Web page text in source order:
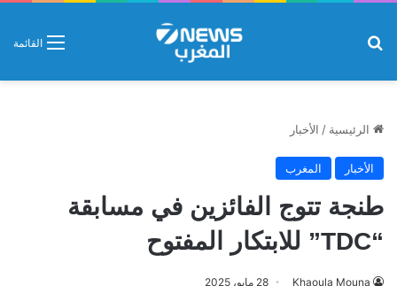
القائمة
الرئيسية / الأخبار
الأخبار المغرب
طنجة تتوج الفائزين في مسابقة
“TDC” للابتكار المفتوح
Khaoula Mouna 28 مايو، 2025